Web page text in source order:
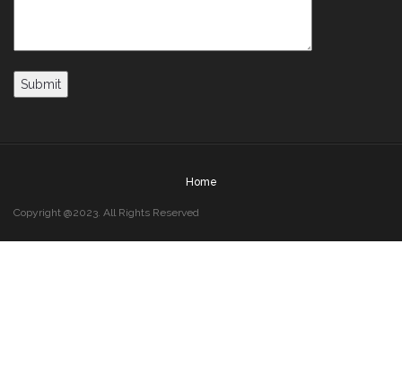
Home
Copyright @2023. All Rights Reserved